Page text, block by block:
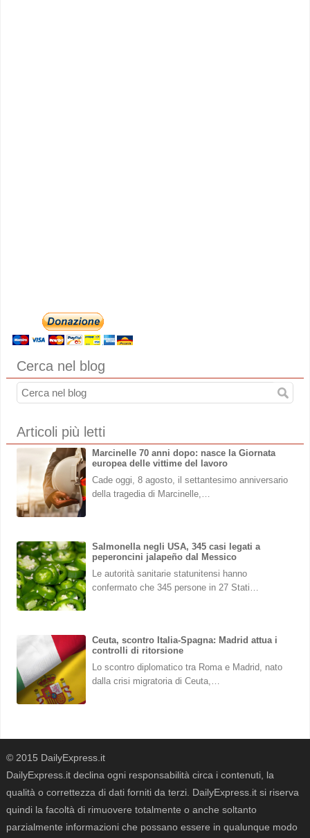
Cerca nel blog
Articoli più letti
Marcinelle 70 anni dopo: nasce la Giornata
europea delle vittime del lavoro
Cade oggi, 8 agosto, il settantesimo anniversario
della tragedia di Marcinelle,…
Salmonella negli USA, 345 casi legati a
peperoncini jalapeño dal Messico
Le autorità sanitarie statunitensi hanno
confermato che 345 persone in 27 Stati…
Ceuta, scontro Italia-Spagna: Madrid attua i
controlli di ritorsione
Lo scontro diplomatico tra Roma e Madrid, nato
dalla crisi migratoria di Ceuta,…
© 2015 DailyExpress.it
DailyExpress.it declina ogni responsabilità circa i contenuti, la
qualità o correttezza di dati forniti da terzi. DailyExpress.it si riserva
quindi la facoltà di rimuovere totalmente o anche soltanto
parzialmente informazioni che possano essere in qualunque modo